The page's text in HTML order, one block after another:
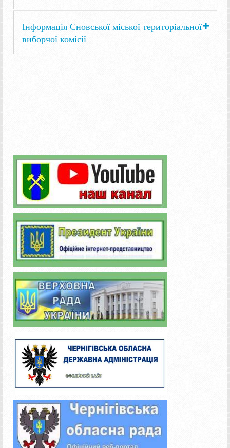
Інформація Сновської міської територіальної
виборчої комісії